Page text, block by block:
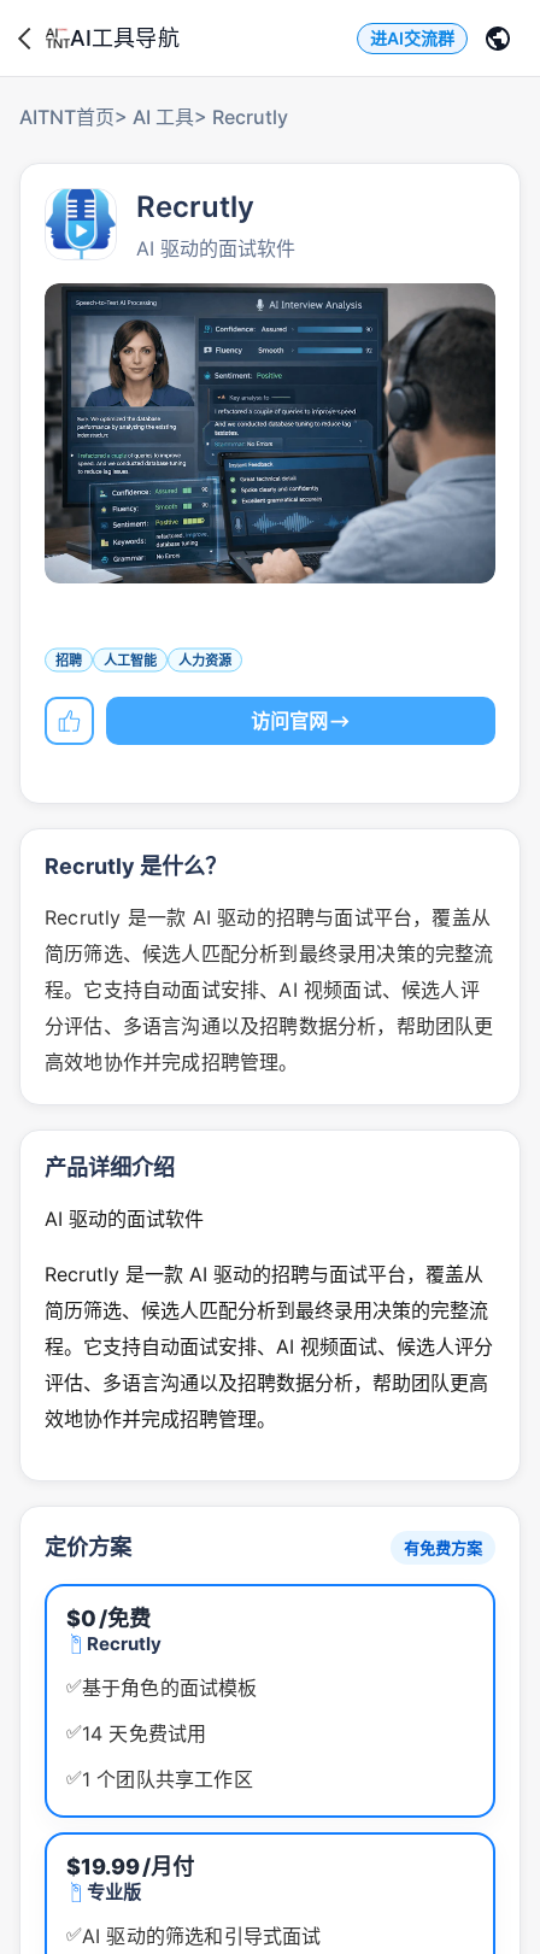
AI工具导航 进AI交流群
AITNT首页> AI 工具> Recrutly
Recrutly
AI 驱动的面试软件
招聘 人工智能 人力资源
访问官网
Recrutly 是什么？
Recrutly 是一款 AI 驱动的招聘与面试平台，覆盖从
简历筛选、候选人匹配分析到最终录用决策的完整流
程。它支持自动面试安排、AI 视频面试、候选人评
分评估、多语言沟通以及招聘数据分析，帮助团队更
高效地协作并完成招聘管理。
产品详细介绍
AI 驱动的面试软件
Recrutly 是一款 AI 驱动的招聘与面试平台，覆盖从
简历筛选、候选人匹配分析到最终录用决策的完整流
程。它支持自动面试安排、AI 视频面试、候选人评分
评估、多语言沟通以及招聘数据分析，帮助团队更高
效地协作并完成招聘管理。
定价方案 有免费方案
$0/免费
Recrutly
✅基于角色的面试模板
✅14 天免费试用
✅1 个团队共享工作区
$19.99/月付
专业版
✅AI 驱动的筛选和引导式面试